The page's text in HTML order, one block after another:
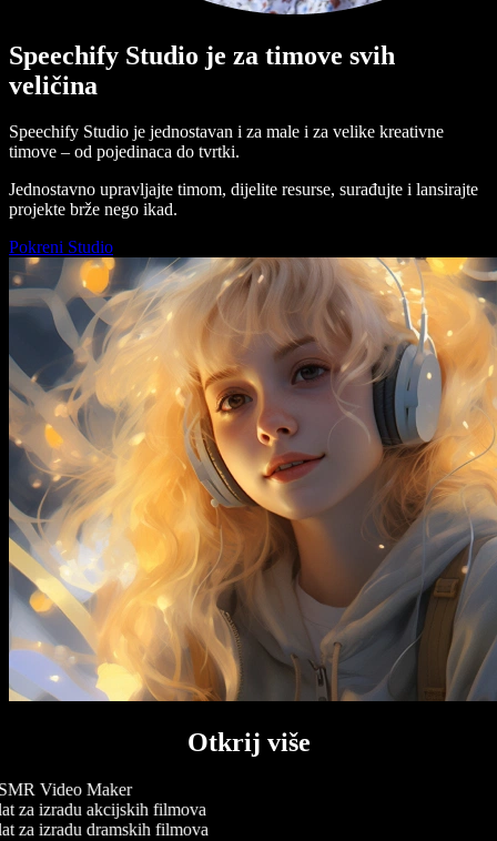
Speechify Studio je za timove svih
veličina
Speechify Studio je jednostavan i za male i za velike kreativne
timove – od pojedinaca do tvrtki.
Jednostavno upravljajte timom, dijelite resurse, surađujte i lansirajte
projekte brže nego ikad.
Pokreni Studio
Otkrij više
Video Maker
za izradu akcijskih filmova
za izradu dramskih filmova